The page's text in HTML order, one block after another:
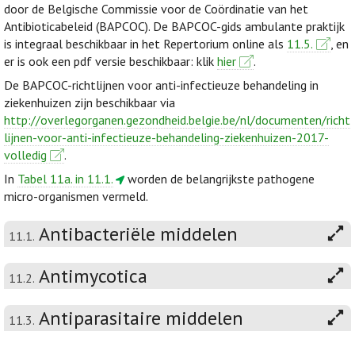
door de Belgische Commissie voor de Coördinatie van het
Antibioticabeleid (BAPCOC). De BAPCOC-gids ambulante praktijk
is integraal beschikbaar in het Repertorium online als 11.5.
, en
er is ook een pdf versie beschikbaar: klik hier
.
De BAPCOC-richtlijnen voor anti-infectieuze behandeling in
ziekenhuizen zijn beschikbaar via
http://overlegorganen.gezondheid.belgie.be/nl/documenten/richt
lijnen-voor-anti-infectieuze-behandeling-ziekenhuizen-2017-
volledig
.
In Tabel 11a. in 11.1.
worden de belangrijkste pathogene
micro-organismen vermeld.
11.1. Antibacteriële middelen
11.2. Antimycotica
11.3. Antiparasitaire middelen